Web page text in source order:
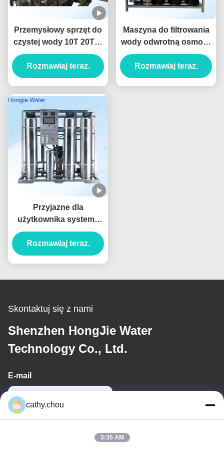
Przemysłowy sprzęt do
czystej wody 10T 20T/H
z systemem odwrotnej
osmozy z membraną
Dow
Rozmawiaj teraz.
Maszyna do filtrowania
wody odwrotną osmozą
o pojemności 500L/h 2
stopnie RO System
wody pitnej 380V
Rozmawiaj teraz.
Przyjazne dla
użytkownika systemy
czystej wody
500L/godzinę dla
przemysłu
Rozmawiaj teraz.
Skontaktuj się z nami
Shenzhen HongJie Water
Technology Co., Ltd.
E-mail
cathy.chou
3:35 AM